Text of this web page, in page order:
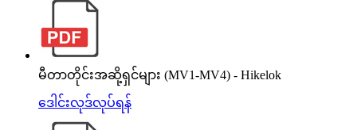
မီတာတိုင်းအဆို့ရှင်များ (MV1-MV4) - Hikelok
ဒေါင်းလုဒ်လုပ်ရန်